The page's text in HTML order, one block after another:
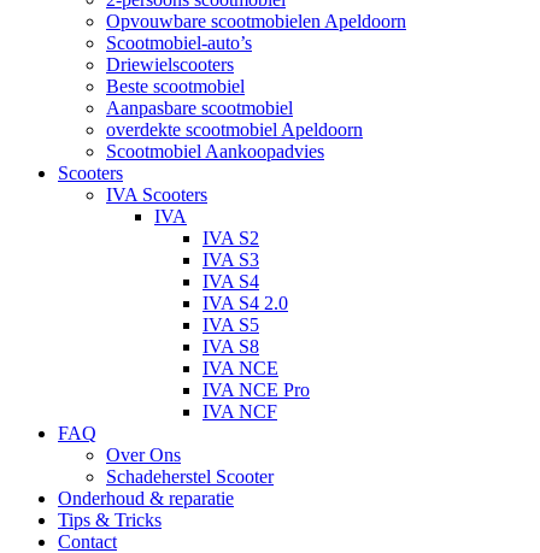
Opvouwbare scootmobielen Apeldoorn
Scootmobiel-auto’s
Driewielscooters
Beste scootmobiel
Aanpasbare scootmobiel
overdekte scootmobiel Apeldoorn
Scootmobiel Aankoopadvies
Scooters
IVA Scooters
IVA
IVA S2
IVA S3
IVA S4
IVA S4 2.0
IVA S5
IVA S8
IVA NCE
IVA NCE Pro
IVA NCF
FAQ
Over Ons
Schadeherstel Scooter
Onderhoud & reparatie
Tips & Tricks
Contact